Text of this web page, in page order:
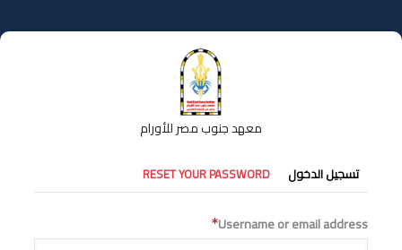
إلى
المحتوى
معهد جنوب مصر للأورام
التبويبات
الأساسية
تسجيل الدخول RESET YOUR PASSWORD
Username or email address